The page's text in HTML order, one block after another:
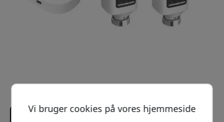
Vi bruger cookies på vores hjemmeside